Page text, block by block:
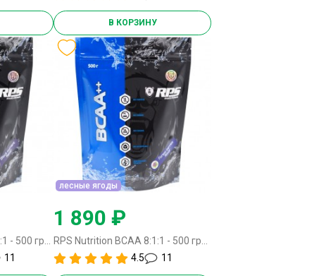
В КОРЗИНУ
11
лесные ягоды
1 890 ₽
4.5
11